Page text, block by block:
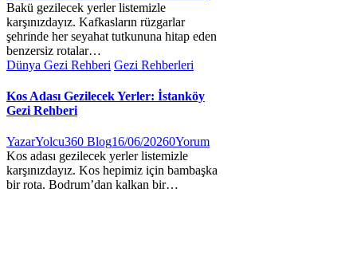
Bakü gezilecek yerler listemizle
karşınızdayız. Kafkasların rüzgarlar
şehrinde her seyahat tutkununa hitap eden
benzersiz rotalar…
Dünya Gezi Rehberi Gezi Rehberleri
Kos Adası Gezilecek Yerler: İstanköy
Gezi Rehberi
YazarYolcu360 Blog16/06/20260Yorum
Kos adası gezilecek yerler listemizle
karşınızdayız. Kos hepimiz için bambaşka
bir rota. Bodrum’dan kalkan bir…